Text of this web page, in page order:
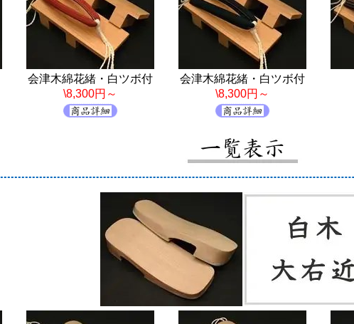
会津木綿花緒・白ツボ付
\8,300円～
会津木綿花緒・白ツボ付
\8,300円～